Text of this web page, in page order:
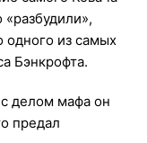
одного из самых
Бэнкрофта.
делом мафа он
предал